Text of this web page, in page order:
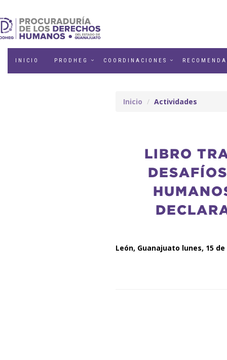
INICIO PRODHEG COORDINACIONES
Inicio Actividades
LIBRO
León, Guanajuato lunes, 15